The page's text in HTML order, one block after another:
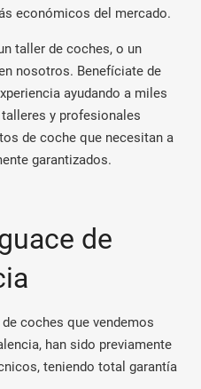
económicos del mercado.
taller de coches, o un
nosotros. Benefíciate de
ayudando a miles
y profesionales
de coche que necesitan a
garantizados.
de
coches que vendemos
han sido previamente
teniendo total garantía